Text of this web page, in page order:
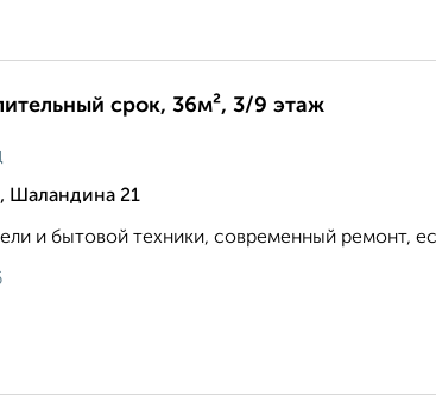
срок, 36м², 3/9 этаж
Шаландина 21
и бытовой техники, современный ремонт,